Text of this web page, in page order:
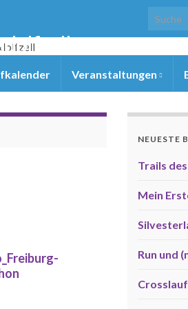
Veranstaltungen
NEUESTE
Trails
Mein
Run und